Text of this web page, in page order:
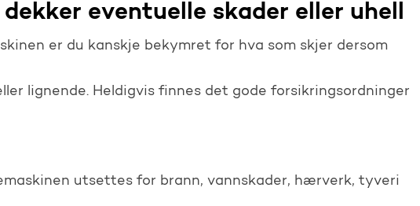
eventuelle skader eller uhell
er du kanskje bekymret for hva som skjer dersom
lignende. Heldigvis finnes det gode forsikringsordninger
utsettes for brann, vannskader, hærverk, tyveri